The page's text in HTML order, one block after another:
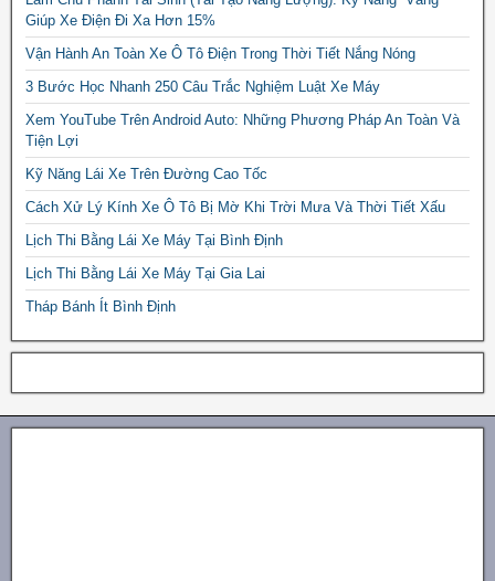
Giúp Xe Điện Đi Xa Hơn 15%
Vận Hành An Toàn Xe Ô Tô Điện Trong Thời Tiết Nắng Nóng
3 Bước Học Nhanh 250 Câu Trắc Nghiệm Luật Xe Máy
Xem YouTube Trên Android Auto: Những Phương Pháp An Toàn Và
Tiện Lợi
Kỹ Năng Lái Xe Trên Đường Cao Tốc
Cách Xử Lý Kính Xe Ô Tô Bị Mờ Khi Trời Mưa Và Thời Tiết Xấu
Lịch Thi Bằng Lái Xe Máy Tại Bình Định
Lịch Thi Bằng Lái Xe Máy Tại Gia Lai
Tháp Bánh Ít Bình Định